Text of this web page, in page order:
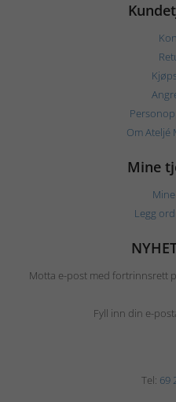
Om Ateljé
Mine
Legg
Motta e-post med fortrinnsrett
Fyll inn din e-
Tel: 69